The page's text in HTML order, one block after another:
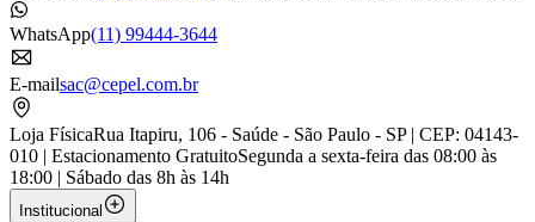
WhatsApp(11) 99444-3644
E-mailsac@cepel.com.br
Loja FísicaRua Itapiru, 106 - Saúde - São Paulo - SP | CEP: 04143-
010 | Estacionamento GratuitoSegunda a sexta-feira das 08:00 às
18:00 | Sábado das 8h às 14h
Institucional